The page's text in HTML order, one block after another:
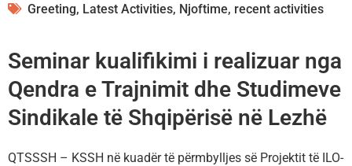
Greeting, Latest Activities, Njoftime, recent activities
Seminar kualifikimi i realizuar nga
Qendra e Trajnimit dhe Studimeve
Sindikale të Shqipërisë në Lezhë
QTSSSH – KSSH në kuadër të përmbylljes së Projektit të ILO-